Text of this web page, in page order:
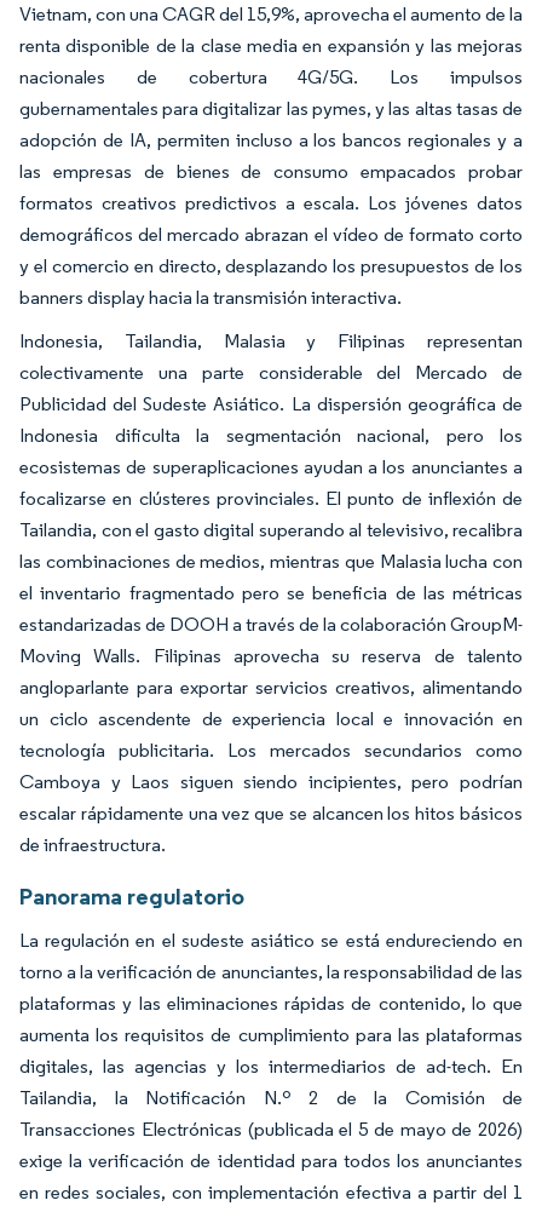
Vietnam, con una CAGR del 15,9%, aprovecha el aumento de la
renta disponible de la clase media en expansión y las mejoras
nacionales de cobertura 4G/5G. Los impulsos
gubernamentales para digitalizar las pymes, y las altas tasas de
adopción de IA, permiten incluso a los bancos regionales y a
las empresas de bienes de consumo empacados probar
formatos creativos predictivos a escala. Los jóvenes datos
demográficos del mercado abrazan el vídeo de formato corto
y el comercio en directo, desplazando los presupuestos de los
banners display hacia la transmisión interactiva.
Indonesia, Tailandia, Malasia y Filipinas representan
colectivamente una parte considerable del Mercado de
Publicidad del Sudeste Asiático. La dispersión geográfica de
Indonesia dificulta la segmentación nacional, pero los
ecosistemas de superaplicaciones ayudan a los anunciantes a
focalizarse en clústeres provinciales. El punto de inflexión de
Tailandia, con el gasto digital superando al televisivo, recalibra
las combinaciones de medios, mientras que Malasia lucha con
el inventario fragmentado pero se beneficia de las métricas
estandarizadas de DOOH a través de la colaboración GroupM-
Moving Walls. Filipinas aprovecha su reserva de talento
angloparlante para exportar servicios creativos, alimentando
un ciclo ascendente de experiencia local e innovación en
tecnología publicitaria. Los mercados secundarios como
Camboya y Laos siguen siendo incipientes, pero podrían
escalar rápidamente una vez que se alcancen los hitos básicos
de infraestructura.
Panorama regulatorio
La regulación en el sudeste asiático se está endureciendo en
torno a la verificación de anunciantes, la responsabilidad de las
plataformas y las eliminaciones rápidas de contenido, lo que
aumenta los requisitos de cumplimiento para las plataformas
digitales, las agencias y los intermediarios de ad-tech. En
Tailandia, la Notificación N.º 2 de la Comisión de
Transacciones Electrónicas (publicada el 5 de mayo de 2026)
exige la verificación de identidad para todos los anunciantes
en redes sociales, con implementación efectiva a partir del 1